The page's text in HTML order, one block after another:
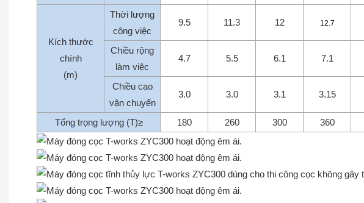
Kích thước
chính
(m)
Thời lượng
công việc
9.5 11.3 12 12.7
Chiều rộng
làm việc
4.7 5.5 6.1 7.1
Chiều cao
vận chuyển
3.0 3.0 3.1 3.15
Tổng trọng lượng (T)≥ 180 260 300 360